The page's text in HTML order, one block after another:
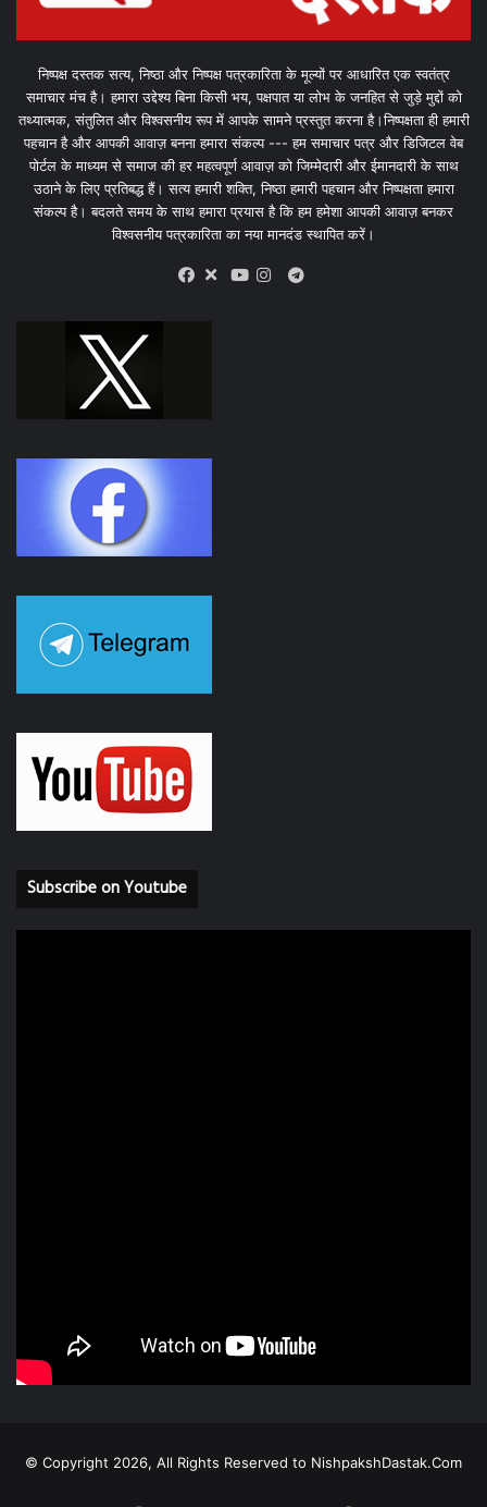
निष्पक्ष दस्तक सत्य, निष्ठा और निष्पक्ष पत्रकारिता के मूल्यों पर आधारित एक स्वतंत्र
समाचार मंच है। हमारा उद्देश्य बिना किसी भय, पक्षपात या लोभ के जनहित से जुड़े मुद्दों को
तथ्यात्मक, संतुलित और विश्वसनीय रूप में आपके सामने प्रस्तुत करना है।निष्पक्षता ही हमारी
पहचान है और आपकी आवाज़ बनना हमारा संकल्प --- हम समाचार पत्र और डिजिटल वेब
पोर्टल के माध्यम से समाज की हर महत्वपूर्ण आवाज़ को जिम्मेदारी और ईमानदारी के साथ
उठाने के लिए प्रतिबद्ध हैं। सत्य हमारी शक्ति, निष्ठा हमारी पहचान और निष्पक्षता हमारा
संकल्प है। बदलते समय के साथ हमारा प्रयास है कि हम हमेशा आपकी आवाज़ बनकर
विश्वसनीय पत्रकारिता का नया मानदंड स्थापित करें।
X
Telegram
Subscribe on Youtube
© Copyright 2026, All Rights Reserved to NishpakshDastak.Com